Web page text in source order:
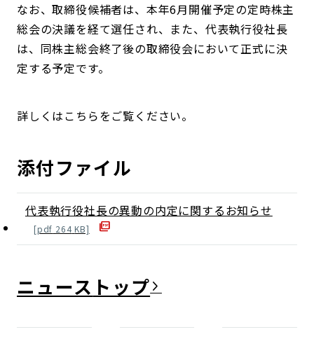
なお、取締役候補者は、本年6月開催予定の定時株主
総会の決議を経て選任され、また、代表執行役社長
は、同株主総会終了後の取締役会において正式に決
定する予定です。
詳しくはこちらをご覧ください。
添付ファイル
代表執行役社長の異動の内定に関するお知らせ
[pdf 264 KB]
ニュース